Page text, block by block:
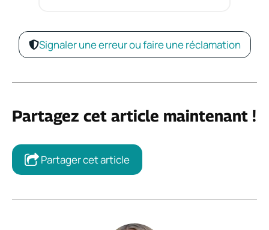
Signaler une erreur ou faire une réclamation
Partagez cet article maintenant !
Partager cet article